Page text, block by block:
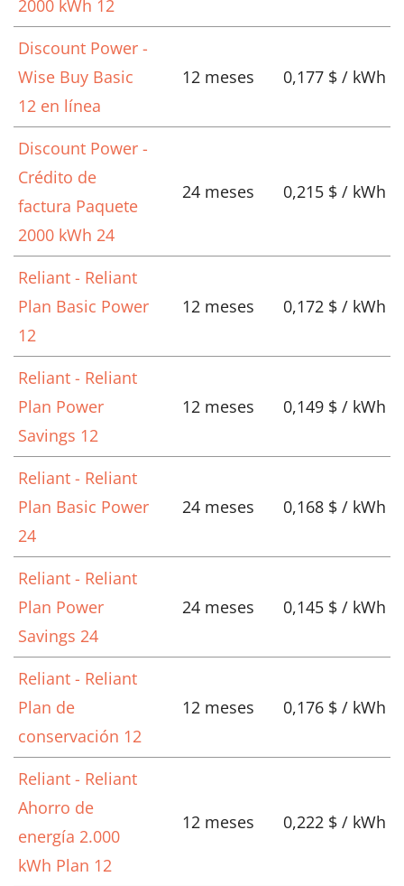
2000 kWh 12
Discount Power -
Wise Buy Basic
12 en línea
12 meses 0,177 $ / kWh
Discount Power -
Crédito de
factura Paquete
2000 kWh 24
24 meses 0,215 $ / kWh
Reliant - Reliant
Plan Basic Power
12
12 meses 0,172 $ / kWh
Reliant - Reliant
Plan Power
Savings 12
12 meses 0,149 $ / kWh
Reliant - Reliant
Plan Basic Power
24
24 meses 0,168 $ / kWh
Reliant - Reliant
Plan Power
Savings 24
24 meses 0,145 $ / kWh
Reliant - Reliant
Plan de
conservación 12
12 meses 0,176 $ / kWh
Reliant - Reliant
Ahorro de
energía 2.000
kWh Plan 12
12 meses 0,222 $ / kWh